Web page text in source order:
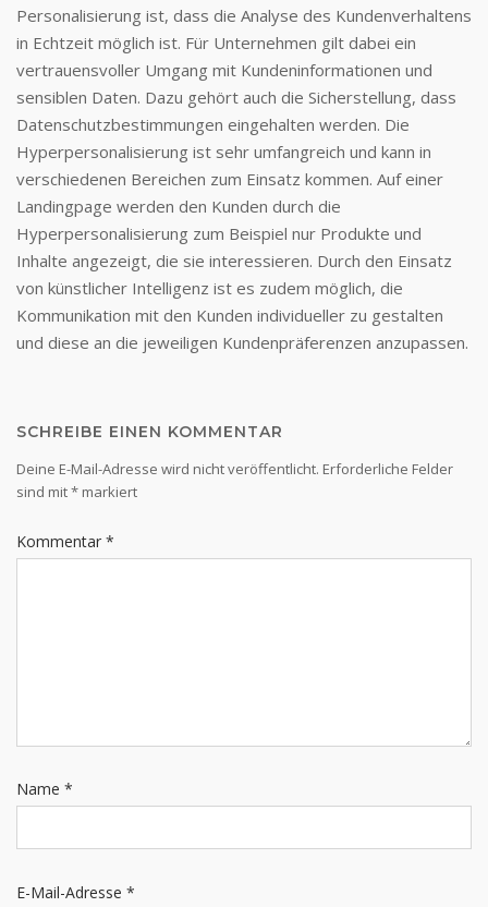
Personalisierung ist, dass die Analyse des Kundenverhaltens
in Echtzeit möglich ist. Für Unternehmen gilt dabei ein
vertrauensvoller Umgang mit Kundeninformationen und
sensiblen Daten. Dazu gehört auch die Sicherstellung, dass
Datenschutzbestimmungen eingehalten werden. Die
Hyperpersonalisierung ist sehr umfangreich und kann in
verschiedenen Bereichen zum Einsatz kommen. Auf einer
Landingpage werden den Kunden durch die
Hyperpersonalisierung zum Beispiel nur Produkte und
Inhalte angezeigt, die sie interessieren. Durch den Einsatz
von künstlicher Intelligenz ist es zudem möglich, die
Kommunikation mit den Kunden individueller zu gestalten
und diese an die jeweiligen Kundenpräferenzen anzupassen.
SCHREIBE EINEN KOMMENTAR
Deine E-Mail-Adresse wird nicht veröffentlicht. Erforderliche Felder
sind mit* markiert
Kommentar *
Name *
E-Mail-Adresse *